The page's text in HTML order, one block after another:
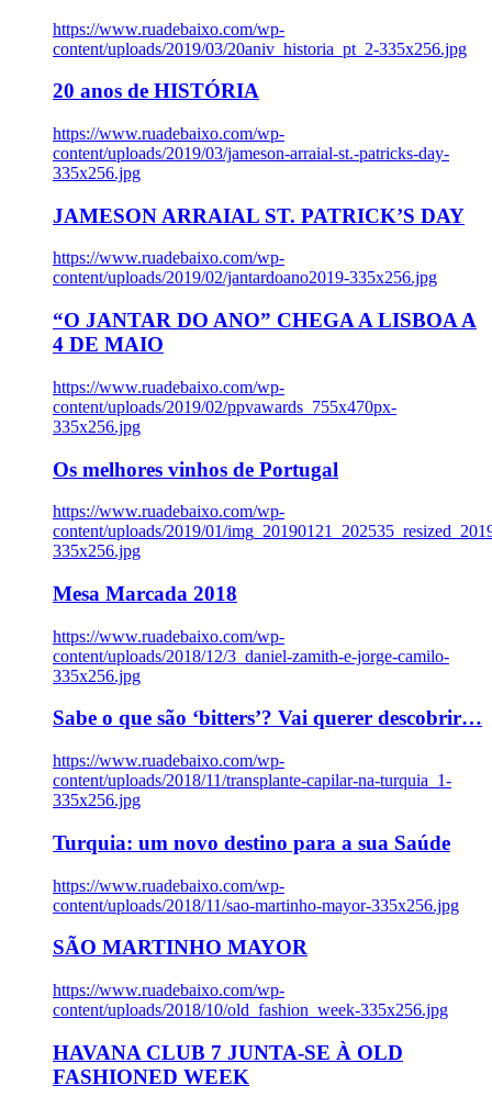
https://www.ruadebaixo.com/wp-
content/uploads/2019/03/20aniv_historia_pt_2-335x256.jpg
20 anos de HISTÓRIA
https://www.ruadebaixo.com/wp-
content/uploads/2019/03/jameson-arraial-st.-patricks-day-
335x256.jpg
JAMESON ARRAIAL ST. PATRICK’S DAY
https://www.ruadebaixo.com/wp-
content/uploads/2019/02/jantardoano2019-335x256.jpg
“O JANTAR DO ANO” CHEGA A LISBOA A
4 DE MAIO
https://www.ruadebaixo.com/wp-
content/uploads/2019/02/ppvawards_755x470px-
335x256.jpg
Os melhores vinhos de Portugal
https://www.ruadebaixo.com/wp-
content/uploads/2019/01/
335x256.jpg
Mesa Marcada 2018
https://www.ruadebaixo.com/wp-
content/uploads/2018/12/3_daniel-zamith-e-jorge-camilo-
335x256.jpg
Sabe o que são ‘bitters’? Vai querer descobrir…
https://www.ruadebaixo.com/wp-
content/uploads/2018/11/transplante-capilar-na-turquia_1-
335x256.jpg
Turquia: um novo destino para a sua Saúde
https://www.ruadebaixo.com/wp-
content/uploads/2018/11/sao-martinho-mayor-335x256.jpg
SÃO MARTINHO MAYOR
https://www.ruadebaixo.com/wp-
content/uploads/2018/10/old_fashion_week-335x256.jpg
HAVANA CLUB 7 JUNTA-SE À OLD
FASHIONED WEEK